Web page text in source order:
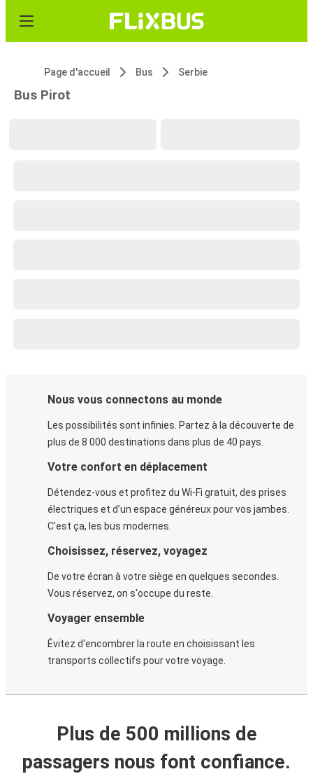
Page d'accueil Bus Serbie
Bus Pirot
Nous vous connectons au monde
Les possibilités sont infinies. Partez à la découverte de
plus de 8 000 destinations dans plus de 40 pays.
Votre confort en déplacement
Détendez-vous et profitez du Wi-Fi gratuit, des prises
électriques et d’un espace généreux pour vos jambes.
C'est ça, les bus modernes.
Choisissez, réservez, voyagez
De votre écran à votre siège en quelques secondes.
Vous réservez, on s'occupe du reste.
Voyager ensemble
Évitez d'encombrer la route en choisissant les
transports collectifs pour votre voyage.
Plus de 500 millions de
passagers nous font confiance.